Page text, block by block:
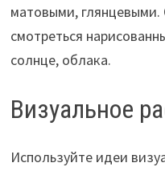
матовыми, глянцевыми.
смотреться
солнце, облака.
Визуальное
Используйте идеи